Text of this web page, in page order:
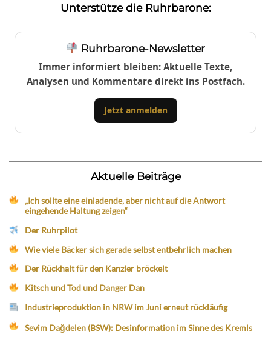
Unterstütze die Ruhrbarone:
Ruhrbarone-Newsletter
Immer informiert bleiben: Aktuelle Texte,
Analysen und Kommentare direkt ins Postfach.
Jetzt anmelden
Aktuelle Beiträge
„Ich sollte eine einladende, aber nicht auf die Antwort
eingehende Haltung zeigen“
Der Ruhrpilot
Wie viele Bäcker sich gerade selbst entbehrlich machen
Der Rückhalt für den Kanzler bröckelt
Kitsch und Tod und Danger Dan
Industrieproduktion in NRW im Juni erneut rückläufig
Sevim Dağdelen (BSW): Desinformation im Sinne des Kremls